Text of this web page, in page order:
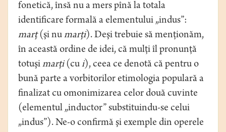
fonetică, însă nu a mers pînă la totala
identificare formală a elementului „indus”:
marţ(şi numarţi). Deşi trebuie să menţionăm,
în această ordine de idei, că mulţi îl pronunţă
totuşimarţi(cui), ceea ce denotă că pentru o
bună parte a vorbitorilor etimologia populară a
finalizat cu omonimizarea celor două cuvinte
(elementul „inductor” substituindu-se celui
„indus”). Ne-o confirmă şi exemple din operele